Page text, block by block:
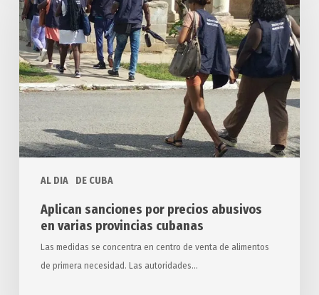
AL DIA DE CUBA
por
precios
abusivos
en
varias
provincias
cubanas
Aplican sanciones por precios abusivos
en varias provincias cubanas
Las medidas se concentra en centro de venta de alimentos
de primera necesidad. Las autoridades…